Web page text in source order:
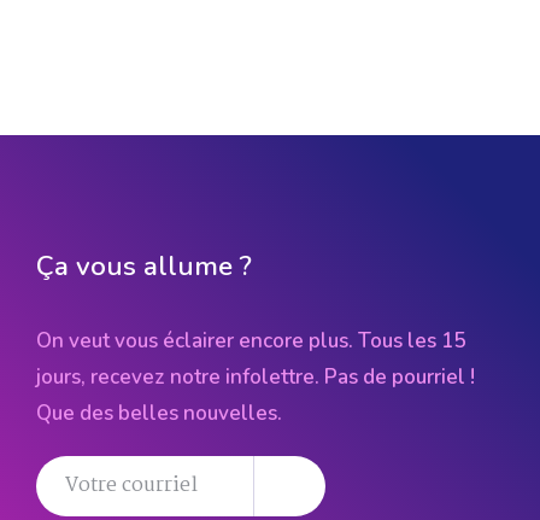
Ça vous allume ?
On veut vous éclairer encore plus. Tous les 15
jours, recevez notre infolettre. Pas de pourriel !
Que des belles nouvelles.